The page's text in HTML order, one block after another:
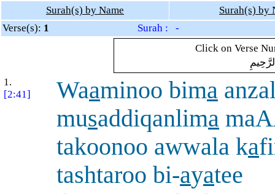
Surah(s) by Name
Surah(s) by
Verse(s): 1
Surah : -
Click on Verse
1.
[2:41]
Waaminoo bima
musaddiqanlima
takoonoo awwala ka
tashtaroo bi-ayatee